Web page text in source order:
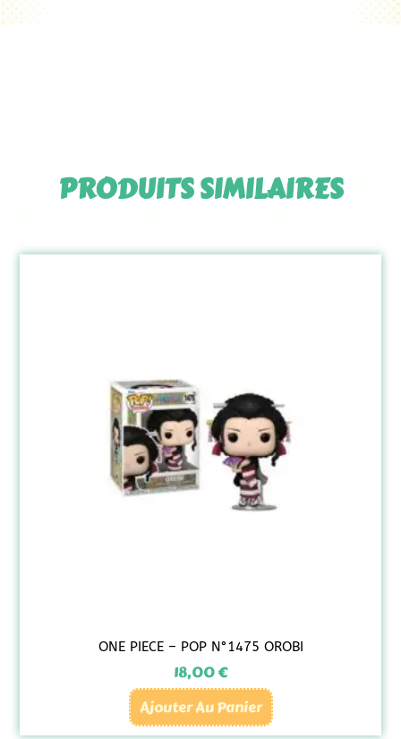
PRODUITS SIMILAIRES
ONE PIECE – POP N°1475 OROBI
18,00€
Ajouter Au Panier